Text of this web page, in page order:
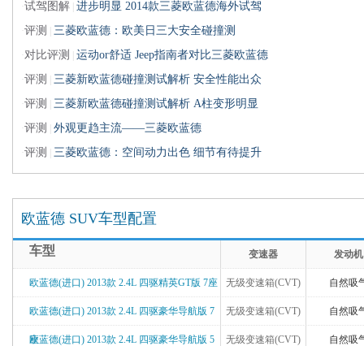
试驾图解 进步明显 2014款三菱欧蓝德海外试驾
评测 三菱欧蓝德：欧美日三大安全碰撞测
对比评测 运动or舒适 Jeep指南者对比三菱欧蓝德
评测 三菱新欧蓝德碰撞测试解析 安全性能出众
评测 三菱新欧蓝德碰撞测试解析 A柱变形明显
评测 外观更趋主流——三菱欧蓝德
评测 三菱欧蓝德：空间动力出色 细节有待提升
欧蓝德 SUV车型配置
车型 变速器 发动机
欧蓝德(进口) 2013款 2.4L 四驱精英GT版 7座 无级变速箱(CVT) 自然吸
欧蓝德(进口) 2013款 2.4L 四驱豪华导航版 7
座
无级变速箱(CVT) 自然吸
欧蓝德(进口) 2013款 2.4L 四驱豪华导航版 5 无级变速箱(CVT) 自然吸